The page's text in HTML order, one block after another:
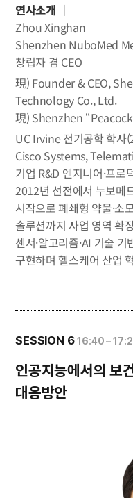
연사소개 ｜
Zhou Xinghan
Shenzhen NuboMed
창립자 겸 CEO
現) Founder & CEO,
Technology Co., Ltd.
現) Shenzhen
UC Irvine 전기공학 학사
Cisco Systems,
기업 R&D 엔지니어·프로
2012년 선전에서 누보메
시작으로 폐쇄형 약물·소
솔루션까지 사업 영역 확
센서·알고리즘·AI 기술
구현하며 헬스케어 산업
SESSION 616:40 –
인공지능에서의 보
대응방안